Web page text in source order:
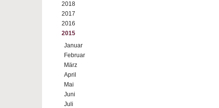
2018
2017
2016
2015
Januar
Februar
März
April
Mai
Juni
Juli